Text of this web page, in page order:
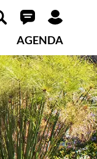
AGENDA